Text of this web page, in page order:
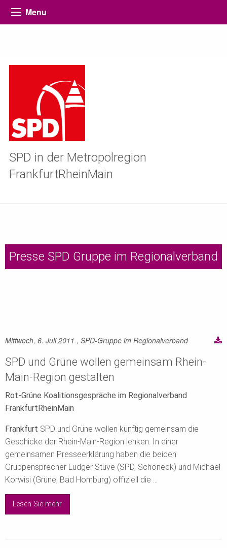
Menu
SPD in der Metropolregion
FrankfurtRheinMain
Presse SPD Gruppe im Regionalverband
Mittwoch, 6. Juli 2011 , SPD-Gruppe im Regionalverband
SPD und Grüne wollen gemeinsam Rhein-
Main-Region gestalten
Rot-Grüne Koalitionsgespräche im Regionalverband
FrankfurtRheinMain
Frankfurt SPD und Grüne wollen künftig gemeinsam die
Geschicke der Rhein-Main-Region lenken. In einer
gemeinsamen Presseerklärung haben die beiden
Gruppensprecher Ludger Stüve (SPD, Schöneck) und Michael
Korwisi (Grüne, Bad Homburg) offiziell die ...
Lesen Sie mehr